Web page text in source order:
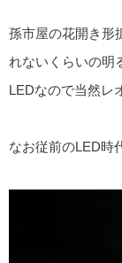
孫市屋の花開き形
れないくらいの明
LEDなので当然レ
なお従前のLED時